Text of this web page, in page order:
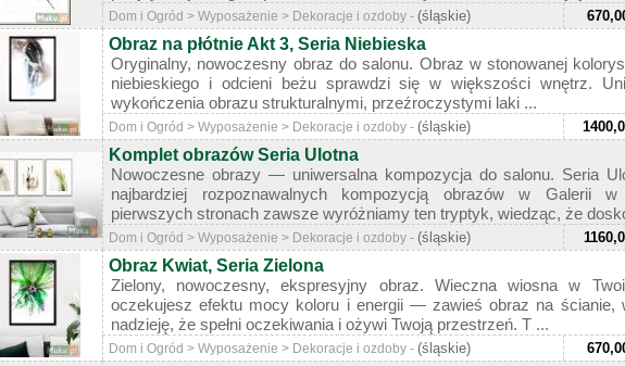
Dom i Ogród > Wyposażenie > Dekoracje i ozdoby - (śląskie)
Obraz na płótnie Akt 3, Seria Niebieska
Oryginalny, nowoczesny obraz do salonu. Obraz w stonowanej
niebieskiego i odcieni beżu sprawdzi się w większości wnętrz.
wykończenia obrazu strukturalnymi, przeźroczystymi laki ...
Dom i Ogród > Wyposażenie > Dekoracje i ozdoby - (śląskie)
Komplet obrazów Seria Ulotna
Nowoczesne obrazy — uniwersalna kompozycja do salonu. Seria
najbardziej rozpoznawalnych kompozycją obrazów w Galerii
pierwszych stronach zawsze wyróżniamy ten tryptyk, wiedząc, że
Dom i Ogród > Wyposażenie > Dekoracje i ozdoby - (śląskie)
Obraz Kwiat, Seria Zielona
Zielony, nowoczesny, ekspresyjny obraz. Wieczna wiosna w
oczekujesz efektu mocy koloru i energii — zawieś obraz na ścianie,
nadzieję, że spełni oczekiwania i ożywi Twoją przestrzeń. T ...
Dom i Ogród > Wyposażenie > Dekoracje i ozdoby - (śląskie)